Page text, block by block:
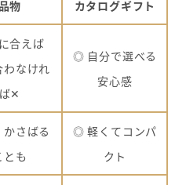
品物 カタログギフト
合えば
なけれ
ば✕
◎ 自分で選べる
安心感
さばる
とも
◎ 軽くてコンパ
クト